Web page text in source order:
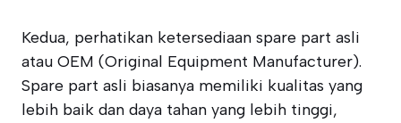
Kedua, perhatikan ketersediaan spare part asli
atau OEM (Original Equipment Manufacturer).
Spare part asli biasanya memiliki kualitas yang
lebih baik dan daya tahan yang lebih tinggi,